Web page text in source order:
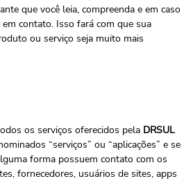
que você leia, compreenda e em caso
contato. Isso fará com que sua
ou serviço seja muito mais
os serviços oferecidos pela DRSUL
“serviços” ou “aplicações” e se
forma possuem contato com os
fornecedores, usuários de sites, apps